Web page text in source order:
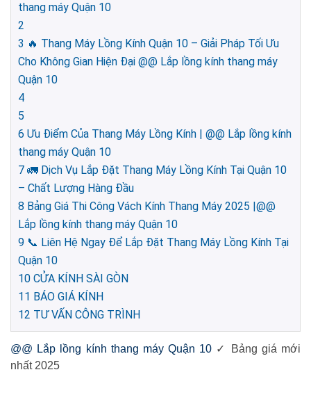
thang máy Quận 10
2
3 🔥 Thang Máy Lồng Kính Quận 10 – Giải Pháp Tối Ưu
Cho Không Gian Hiện Đại @@ Lắp lồng kính thang máy
Quận 10
4
5
6 Ưu Điểm Của Thang Máy Lồng Kính | @@ Lắp lồng kính
thang máy Quận 10
7 🚛 Dịch Vụ Lắp Đặt Thang Máy Lồng Kính Tại Quận 10
– Chất Lượng Hàng Đầu
8 Bảng Giá Thi Công Vách Kính Thang Máy 2025 |@@
Lắp lồng kính thang máy Quận 10
9 📞 Liên Hệ Ngay Để Lắp Đặt Thang Máy Lồng Kính Tại
Quận 10
10 CỬA KÍNH SÀI GÒN
11 BÁO GIÁ KÍNH
12 TƯ VẤN CÔNG TRÌNH
@@ Lắp lồng kính thang máy Quận 10 ✓ Bảng giá mới
nhất 2025